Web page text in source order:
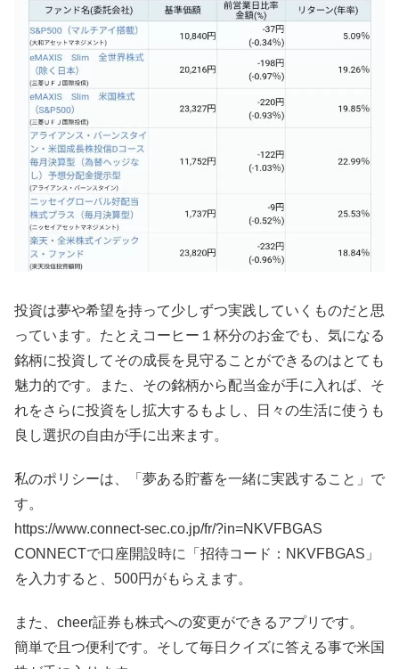
投資は夢や希望を持って少しずつ実践していくものだと思
っています。たとえコーヒー１杯分のお金でも、気になる
銘柄に投資してその成長を見守ることができるのはとても
魅力的です。また、その銘柄から配当金が手に入れば、そ
れをさらに投資をし拡大するもよし、日々の生活に使うも
良し選択の自由が手に出来ます。
私のポリシーは、「夢ある貯蓄を一緒に実践すること」で
す。
https://www.connect-sec.co.jp/fr/?in=NKVFBGAS
CONNECTで口座開設時に「招待コード：NKVFBGAS」
を入力すると、500円がもらえます。
また、cheer証券も株式への変更ができるアプリです。
簡単で且つ便利です。そして毎日クイズに答える事で米国